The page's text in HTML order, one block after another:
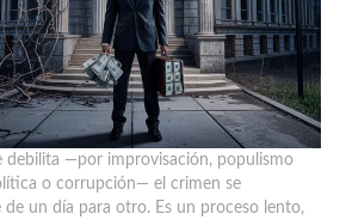
debilita —por improvisación, populismo
o corrupción— el crimen se
un día para otro. Es un proceso lento,